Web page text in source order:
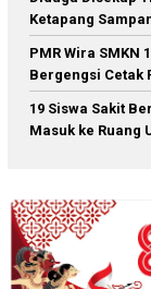
Ketapang
PMR Wira SMKN
Bergengsi Cetak
19 Siswa Sakit
Masuk ke Ruang